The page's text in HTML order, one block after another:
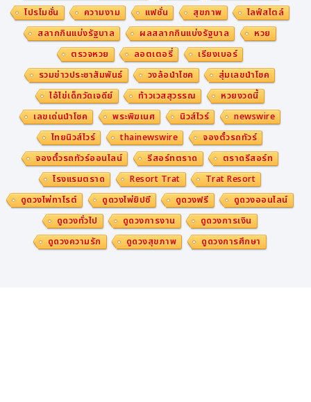
โปรโมชั่น
ความงาม แฟชั่น สุขภาพ
ไลฟ์สไตล์
สลากกินแบ่งรัฐบาล
ผลสลากกินแบ่งรัฐบาล
หวย
ตรวจหวย
ลอตเตอรี่
เรียงเบอร์
รวมข่าวประชาสัมพันธ์
วงล้อนำโชค
สุ่มเลขนำโชค
ไอ้ไข่เด็กวัดเจดีย์
ท้าวเวสสุวรรณ
หวยงวดนี้
เลขเด่นนำโชค
พระพิฆเนศ นิวส์ไวร์
newswire
ไทยนิวส์ไวร์
thainewswire
จองตั๋วรถทัวร์
จองตั๋วรถทัวร์ออนไลน์
รีสอร์ทตราด
ตราดรีสอร์ท
โรงแรมตราด
Resort Trat
Trat Resort
ดูดวงไพ่ทาโรต์
ดูดวงไพ่ยิปซี ดูดวงฟรี
ดูดวงออนไลน์
ดูดวงทั่วไป
ดูดวงการงาน
ดูดวงการเงิน
ดูดวงความรัก
ดูดวงสุขภาพ ดูดวงการศึกษา